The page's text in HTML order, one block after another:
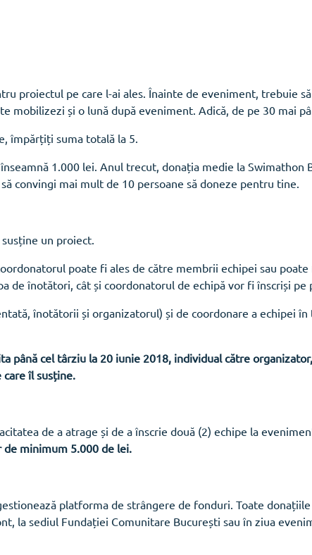
proiectul pe care l-ai ales. Înainte de eveniment, trebuie
și o lună după eveniment. Adică, de pe 30 mai
împărțiți suma totală la 5.
1.000 lei. Anul trecut, donația medie la Swimathon
convingi mai mult de 10 persoane să doneze pentru tine.
un proiect.
poate fi ales de către membrii echipei sau poate
înotători, cât și coordonatorul de echipă vor fi înscriși pe
înotătorii și organizatorul) și de coordonare a echipei în
până cel târziu la 20 iunie 2018, individual către
îl susține.
de a atrage și de a înscrie două (2) echipe la
de minimum 5.000 de lei.
platforma de strângere de fonduri. Toate
la sediul Fundației Comunitare București sau în ziua